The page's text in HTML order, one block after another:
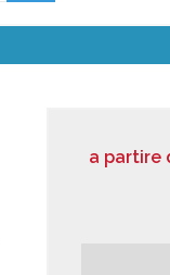
a partire